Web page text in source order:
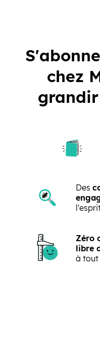
chez
Des
Zéro
libre
à